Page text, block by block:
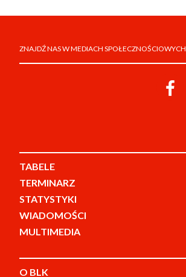
ZNAJDŹ NAS W MEDIACH SPOŁECZNOŚCIOWYCH
TABELE
TERMINARZ
STATYSTYKI
WIADOMOŚCI
MULTIMEDIA
O BLK